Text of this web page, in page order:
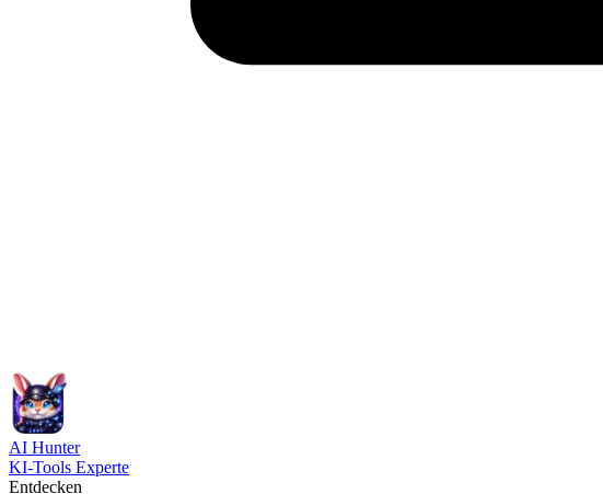
AI Hunter
KI-Tools Experte
Entdecken